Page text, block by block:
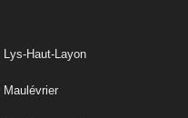
Lys-Haut-Layon
Maulévrier